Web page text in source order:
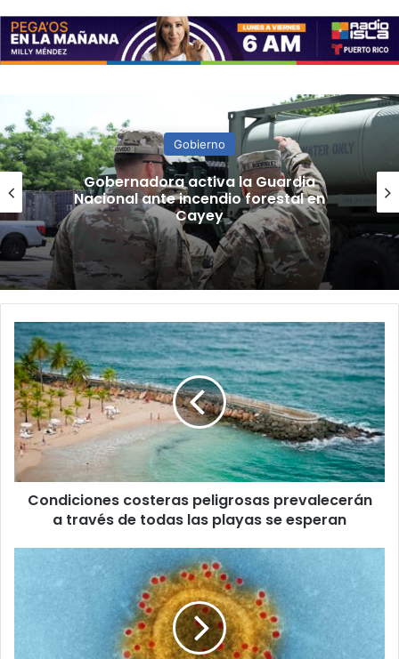
Gobierno
“Camisa hecha a la medida”:
Planificador cuestiona aprobación
de consulta de ubicación de Esencia
Condiciones
costeras
peligrosas
prevalecerán
a
través
de
todas
las
playas
Condiciones costeras peligrosas prevalecerán
a través de todas las playas se esperan
hospitalizados